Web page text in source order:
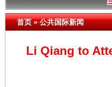
首页»公共国际新闻
Li Qiang to